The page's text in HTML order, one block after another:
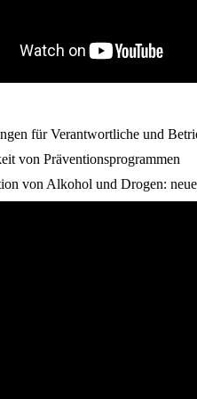
für Verantwortliche und
von Präventionsprogrammen
von Alkohol und Drogen: